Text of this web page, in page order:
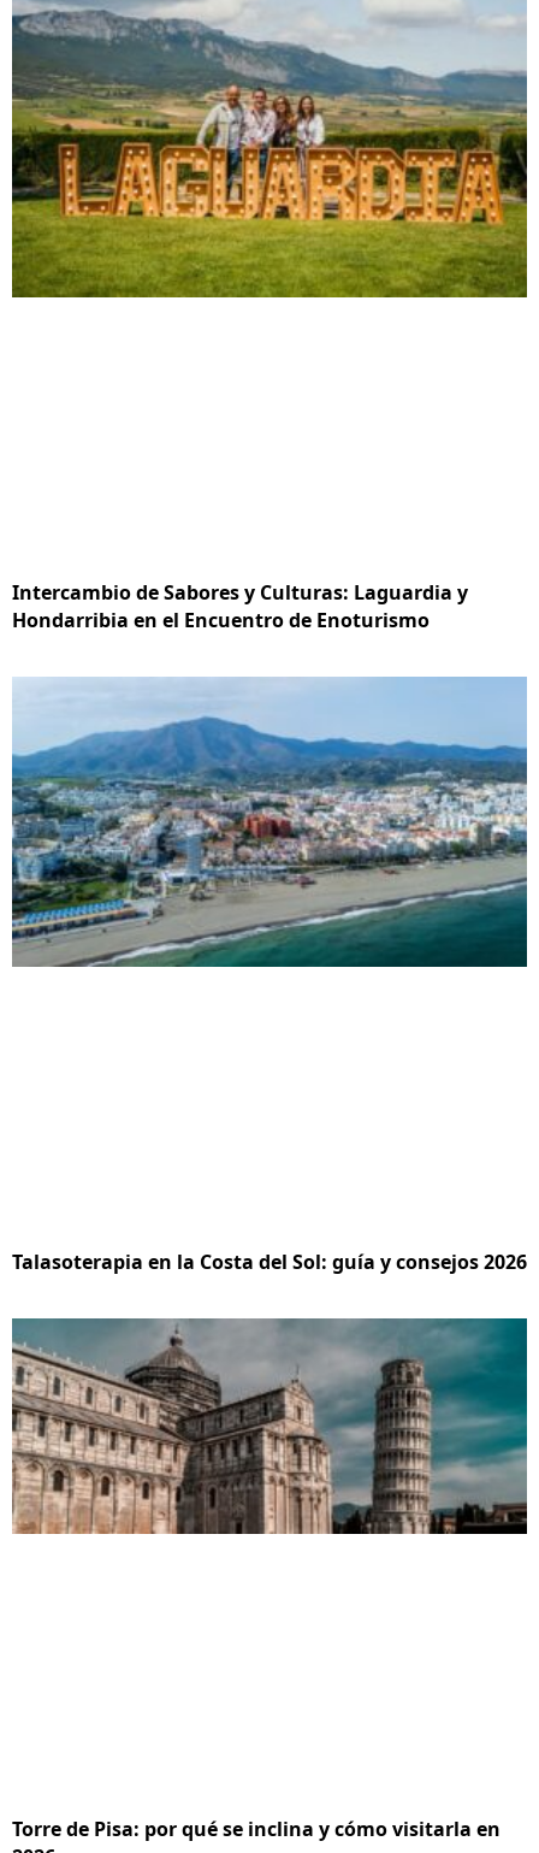
Intercambio de Sabores y Culturas: Laguardia y
Hondarribia en el Encuentro de Enoturismo
Talasoterapia en la Costa del Sol: guía y consejos 2026
Torre de Pisa: por qué se inclina y cómo visitarla en